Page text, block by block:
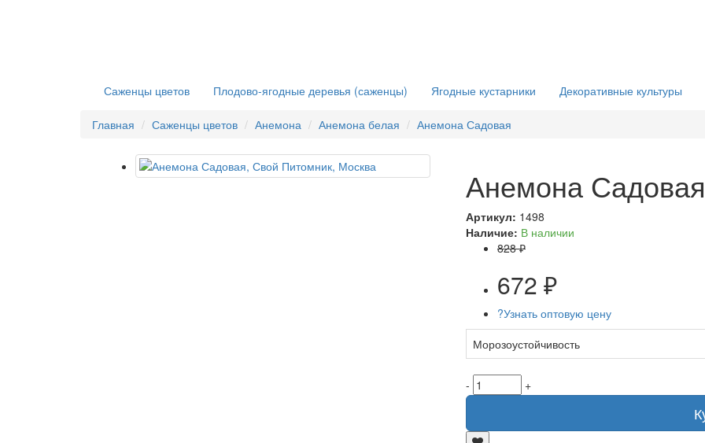
Саженцы цветов Плодово-ягодные деревья (саженцы) Ягодные кустарники Декоративные культуры
Главная Саженцы цветов Анемона Анемона белая Анемона Садовая
Анемона Садовая
Артикул: 1498
Наличие: В наличии
828 ₽
672 ₽
?Узнать оптовую цену
Морозоустойчивость
- +